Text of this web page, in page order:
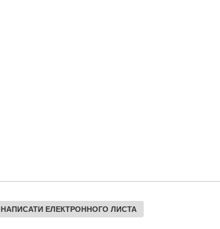
НАПИСАТИ ЕЛЕКТРОННОГО ЛИСТА